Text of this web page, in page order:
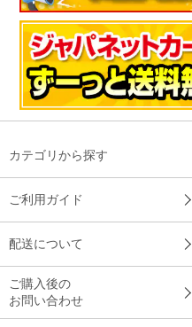
乾燥が気になり、購入しまし
ても体に優しいです。
乾燥もなく暖
やファンヒーターとちがい、
ったです。
カテゴリから探す
ご利用ガイド
配送について
ご購入後の
お問い合わせ